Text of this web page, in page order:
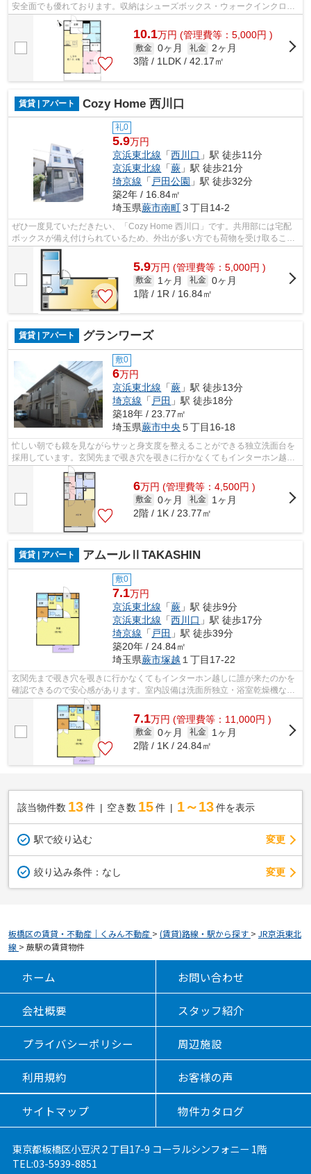
安全面でも優れております。収納はシューズボックス・ウォークインクロゼ
ットなど豊富なので、衣類や履き物の...
10.1万円 (管理費等：5,000円 )
敷金 0ヶ月 礼金 2ヶ月
3階 / 1LDK / 42.17㎡
賃貸 | アパート Cozy Home 西川口
礼0
5.9万円
京浜東北線 「西川口 」駅 徒歩11分
京浜東北線 「蕨 」駅 徒歩21分
埼京線 「 戸田公園 」駅 徒歩32分
築2年 / 16.84㎡
埼玉県蕨市南町３丁目14-2
ぜひ一度見ていただきたい、「Cozy Home 西川口」です。共用部には宅配
ボックスが備え付けられているため、外出が多い方でも荷物を受け取ること
ができます。来客時にはTVインターホン...
5.9万円 (管理費等：5,000円 )
敷金 1ヶ月 礼金 0ヶ月
1階 / 1R / 16.84㎡
賃貸 | アパート グランワーズ
敷0
6万円
京浜東北線 「蕨 」駅 徒歩13分
埼京線 「 戸田 」駅 徒歩18分
築18年 / 23.77㎡
埼玉県蕨市中央 ５丁目16-18
忙しい朝でも鏡を見ながらサッと身支度を整えることができる独立洗面台を
採用しています。玄関先まで覗き穴を覗きに行かなくてもインターホン越し
に誰が来たのかを確認できるので安心...
6万円 (管理費等：4,500円 )
敷金 0ヶ月 礼金
1ヶ月
2階 / 1K / 23.77㎡
賃貸 | アパート アムールⅡTAKASHIN
敷0
7.1万円
京浜東北線 「蕨 」駅 徒歩9分
京浜東北線 「西川口 」駅 徒歩17分
埼京線 「 戸田 」駅 徒歩39分
築20年 / 24.84㎡
埼玉県蕨市塚越 １丁目17-22
玄関先まで覗き穴を覗きに行かなくてもインターホン越しに誰が来たのかを
確認できるので安心感があります。室内設備は洗面所独立・浴室乾燥機など
が揃っており、とても充実しています...
7.1万円 (管理費等：11,000円 )
敷金 0ヶ月 礼金
1ヶ月
2階 / 1K / 24.84㎡
該当物件数 13件 空き数 15 件 1～13 件を表示
駅で絞り込む 変更
絞り込み条件： なし 変更
板橋区の賃貸・不動産｜くみん不動産 > (賃貸)路線・駅から探す > JR京浜東北
線 > 蕨駅の賃貸物件
ホーム お問い合わせ
会社概要 スタッフ紹介
プライバシーポリシー 周辺施設
利用規約 お客様の声
サイトマップ 物件カタログ
東京都板橋区小豆沢２丁目17-9 コーラルシンフォニー 1階
TEL:03-5939-8851